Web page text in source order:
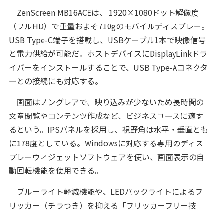
ZenScreen MB16ACEは、 1920×1080ドット解像度
（フルHD）で重量およそ710gのモバイルディスプレー。
USB Type-C端子を搭載し、USBケーブル1本で映像信号
と電力供給が可能だ。ホストデバイスにDisplayLinkドラ
イバーをインストールすることで、USB Type-Aコネクタ
ーとの接続にも対応する。
画面はノングレアで、映り込みが少ないため長時間の
文章閲覧やコンテンツ作成など、ビジネスユースに適す
るという。IPSパネルを採用し、視野角は水平・垂直とも
に178度としている。Windowsに対応する専用のディス
プレーウィジェットソフトウェアを使い、画面表示の自
動回転機能を使用できる。
ブルーライト軽減機能や、LEDバックライトによるフ
リッカー（チラつき）を抑える「フリッカーフリー技